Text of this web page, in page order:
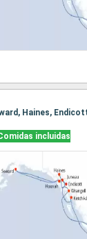
Haines,
incluidas